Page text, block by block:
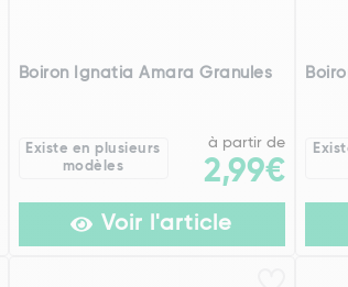
Boiron Ignatia Amara Granules
Existe en plusieurs
modèles
à partir de
2,99€
Voir l'article